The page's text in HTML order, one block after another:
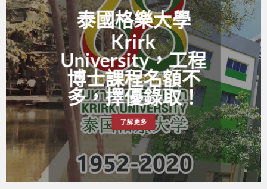
泰國格樂大學
Krirk
University，工程
博士課程名額不
多，擇優錄取！
了解更多